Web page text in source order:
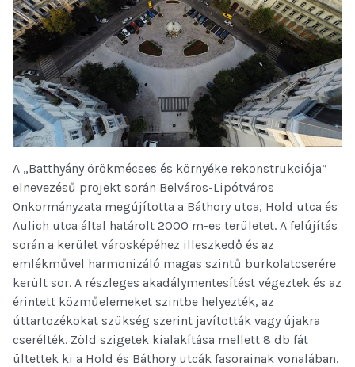
A „Batthyány örökmécses és környéke rekonstrukciója”
elnevezésű projekt során Belváros-Lipótváros
Önkormányzata megújította a Báthory utca, Hold utca és
Aulich utca által határolt 2000 m-es területet. A felújítás
során a kerület városképéhez illeszkedő és az
emlékművel harmonizáló magas szintű burkolatcserére
került sor. A részleges akadálymentesítést végeztek és az
érintett közműelemeket szintbe helyezték, az
úttartozékokat szükség szerint javították vagy újakra
cserélték. Zöld szigetek kialakítása mellett 8 db fát
ültettek ki a Hold és Báthory utcák fasorainak vonalában.